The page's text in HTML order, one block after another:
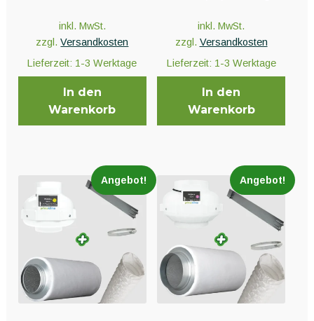
Ernte und Verarbeitung
öffnen
inkl. MwSt.
zzgl.Versandkosten
Lieferzeit: 1-3 Werktage
In den
Warenkorb
inkl. MwSt.
zzgl. Versandkosten
Lieferzeit: 1-3 Werktage
In den
Warenkorb
Angebot! Angebot!